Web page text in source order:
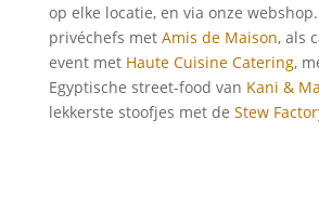
op elke locatie, en via onze
privéchefs met Amis de Maison, als
event met Haute Cuisine Catering,
Egyptische street-food van Kani &
lekkerste stoofjes met de Stew